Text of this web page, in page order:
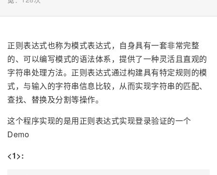
正则表达式也称为模式表达式，自身具有一套非常完整
的、可以编写模式的语法体系，提供了一种灵活且直观的
字符串处理方法。正则表达式通过构建具有特定规则的模
式，与输入的字符串信息比较，从而实现字符串的匹配、
查找、替换及分割等操作。
这个程序实现的是用正则表达式实现登录验证的一个
Demo
<1>: